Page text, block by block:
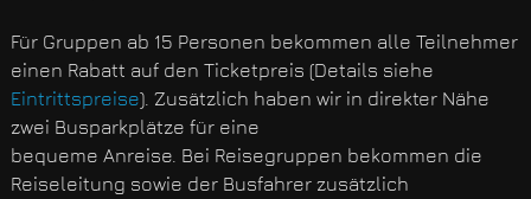
Für Gruppen ab 15 Personen bekommen alle Teilnehmer
einen Rabatt auf den Ticketpreis (Details siehe
Eintrittspreise). Zusätzlich haben wir in direkter Nähe
zwei Busparkplätze für eine
bequeme Anreise. Bei Reisegruppen bekommen die
Reiseleitung sowie der Busfahrer zusätzlich